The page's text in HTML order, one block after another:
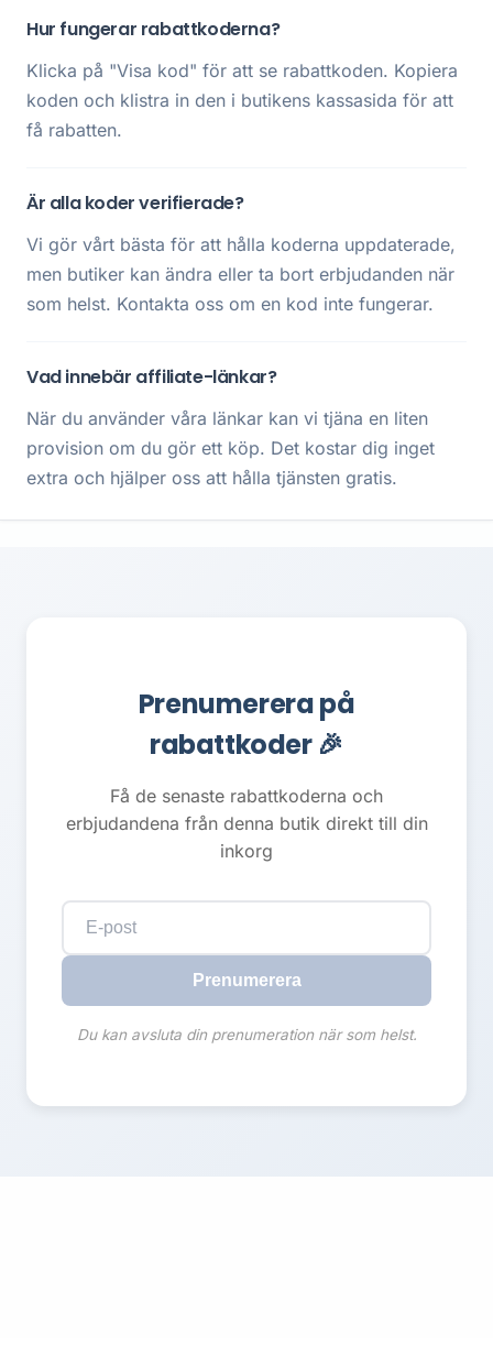
Hur fungerar rabattkoderna?
Klicka på "Visa kod" för att se rabattkoden. Kopiera
koden och klistra in den i butikens kassasida för att
få rabatten.
Är alla koder verifierade?
Vi gör vårt bästa för att hålla koderna uppdaterade,
men butiker kan ändra eller ta bort erbjudanden när
som helst. Kontakta oss om en kod inte fungerar.
Vad innebär affiliate-länkar?
När du använder våra länkar kan vi tjäna en liten
provision om du gör ett köp. Det kostar dig inget
extra och hjälper oss att hålla tjänsten gratis.
Prenumerera på
rabattkoder 🎉
Få de senaste rabattkoderna och
erbjudandena från denna butik direkt till din
inkorg
Prenumerera
Du kan avsluta din prenumeration när som helst.